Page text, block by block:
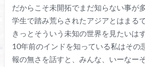
だからこそ未開拓でまだ知らない事が
学生で踏み荒らされたアジアとはまる
きっとそういう未知の世界を見たいは
10年前のインドを知っている私はその
報の無さを話すと、みんな、いーなー